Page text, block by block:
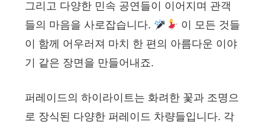
그리고 다양한 민속 공연들이 이어지며 관객
들의 마음을 사로잡습니다.
이 모든 것들
이 함께 어우러져 마치 한 편의 아름다운 이야
기 같은 장면을 만들어내죠.
퍼레이드의 하이라이트는 화려한 꽃과 조명으
로 장식된 다양한 퍼레이드 차량들입니다. 각